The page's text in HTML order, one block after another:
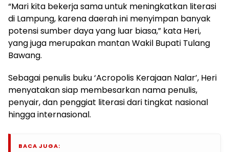
“Mari kita bekerja sama untuk meningkatkan literasi
di Lampung, karena daerah ini menyimpan banyak
potensi sumber daya yang luar biasa,” kata Heri,
yang juga merupakan mantan Wakil Bupati Tulang
Bawang.
Sebagai penulis buku ‘Acropolis Kerajaan Nalar’, Heri
menyatakan siap membesarkan nama penulis,
penyair, dan penggiat literasi dari tingkat nasional
hingga internasional.
BACA JUGA: